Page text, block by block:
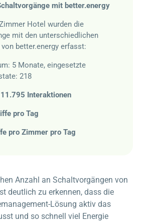
mit better.energy
Hotel wurden die
mit den unterschiedlichen
better.energy erfasst:
5 Monate, eingesetzte
218
Interaktionen
pro Tag
pro Zimmer pro Tag
Anzahl an Schaltvorgängen von
deutlich zu erkennen, dass die
Lösung aktiv das
und so schnell viel Energie